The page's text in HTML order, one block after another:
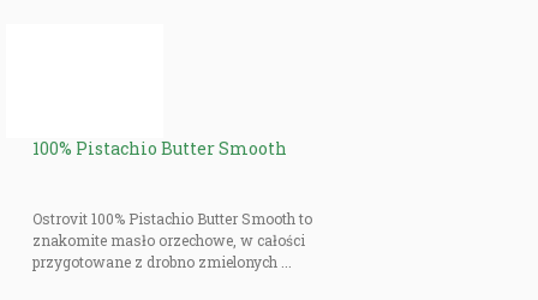
100% Pistachio Butter Smooth
Ostrovit 100% Pistachio Butter Smooth to
znakomite masło orzechowe, w całości
przygotowane z drobno zmielonych ...